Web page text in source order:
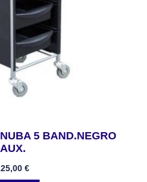
5 BAND.NEGRO
AUX.
€